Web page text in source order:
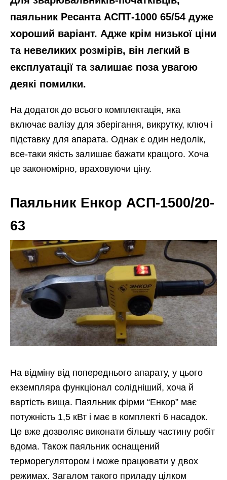
паяльник Ресанта АСПТ-1000 65/54 дуже
хороший варіант. Адже крім низької ціни
та невеликих розмірів, він легкий в
експлуатації та залишає поза увагою
деякі помилки.
На додаток до всього комплектація, яка
включає валізу для зберігання, викрутку, ключ і
підставку для апарата. Однак є один недолік,
все-таки якість залишає бажати кращого. Хоча
це закономірно, враховуючи ціну.
Паяльник Енкор АСП-1500/20-
63
На відміну від попереднього апарату, у цього
екземпляра функціонал солідніший, хоча й
вартість вища. Паяльник фірми “Енкор” має
потужність 1,5 кВт і має в комплекті 6 насадок.
Це вже дозволяє виконати більшу частину робіт
вдома. Також паяльник оснащений
терморегулятором і може працювати у двох
режимах. Загалом такого приладу цілком